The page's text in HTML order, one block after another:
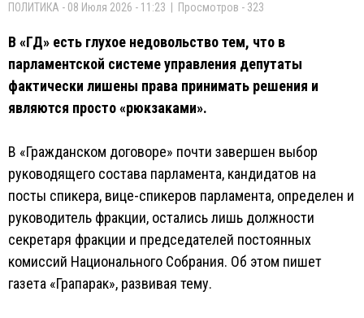
ПОЛИТИКА - 08 Июля 2026 - 11:23 | Просмотров - 323
В «ГД» есть глухое недовольство тем, что в
парламентской системе управления депутаты
фактически лишены права принимать решения и
являются просто «рюкзаками».
В «Гражданском договоре» почти завершен выбор
руководящего состава парламента, кандидатов на
посты спикера, вице-спикеров парламента, определен и
руководитель фракции, остались лишь должности
секретаря фракции и председателей постоянных
комиссий Национального Собрания. Об этом пишет
газета «Грапарак», развивая тему.